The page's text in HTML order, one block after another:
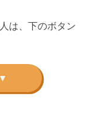
は、下のボタン